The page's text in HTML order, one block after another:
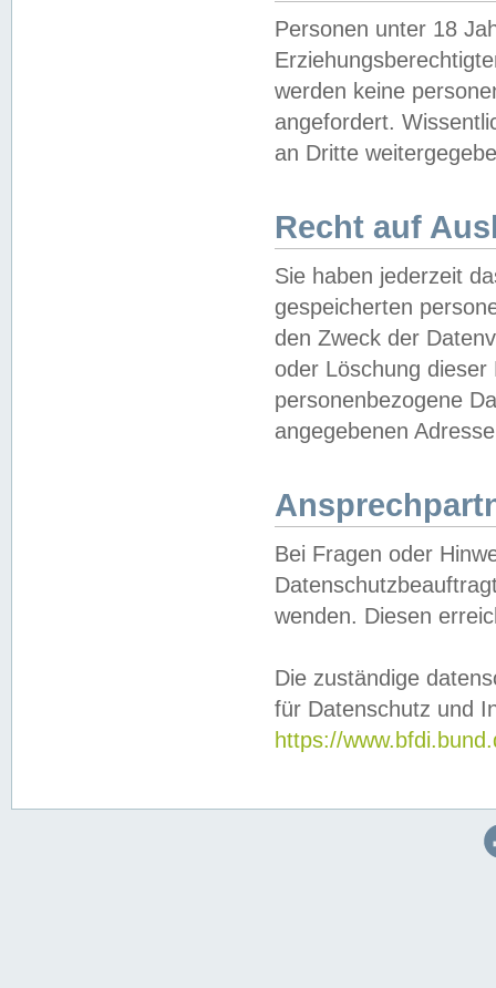
Personen unter 18
werden keine
angefordert.
an Dritte
Recht auf
Sie haben jederzeit
gespeicherten
den Zweck der
oder Löschung
personenbezogene
angegebenen
Bei Fragen oder
wenden. Diesen
Die zuständige
für Datenschutz und
https://